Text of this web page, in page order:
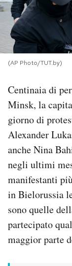
PODCAST
NEWSLETTER
SHOP
CALENDARIO
AREA
Area
Newsletter
Regala il Post
Hai bisogno
(AP Photo/TUT.by)
Centinaia di
Minsk, la
giorno di
Alexander
anche Nina
negli ultimi
manifestanti
in Bielorussia
sono quelle
partecipato
maggior parte